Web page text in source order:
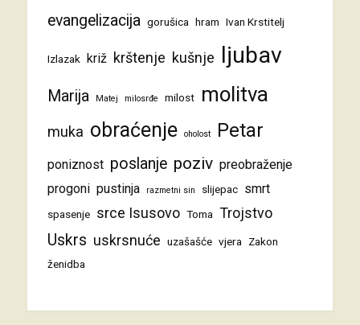
evangelizacija gorušica hram Ivan Krstitelj
Izlazak križ krštenje kušnje ljubav
Marija Matej milosrđe milost molitva
muka obraćenje oholost Petar
poniznost poslanje poziv preobraženje
progoni pustinja razmetni sin slijepac smrt
spasenje srce Isusovo Toma Trojstvo
Uskrs uskrsnuće uzašašće vjera
Zakon
ženidba